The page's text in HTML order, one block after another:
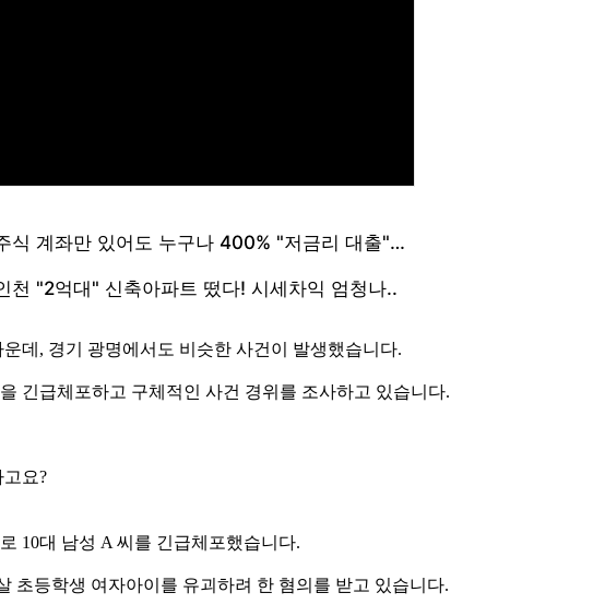
데, 경기 광명에서도 비슷한 사건이 발생했습니다.
긴급체포하고 구체적인 사건 경위를 조사하고 있습니다.
요?
10대 남성 A 씨를 긴급체포했습니다.
초등학생 여자아이를 유괴하려 한 혐의를 받고 있습니다.